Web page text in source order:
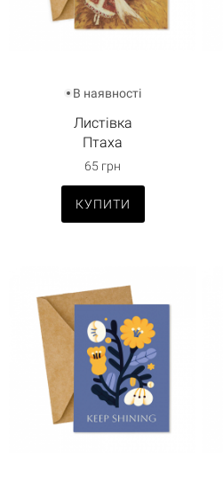
В наявності
Листівка
Птаха
65 грн
КУПИТИ